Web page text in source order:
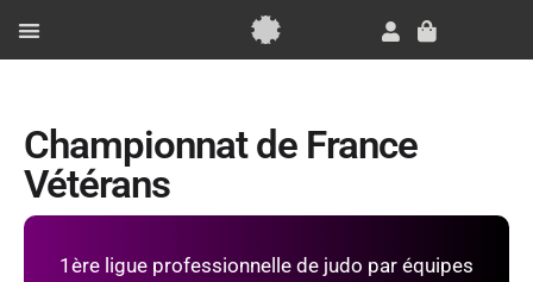
contenu
Panier
Championnat de France
Vétérans
1ère ligue professionnelle de judo par équipes